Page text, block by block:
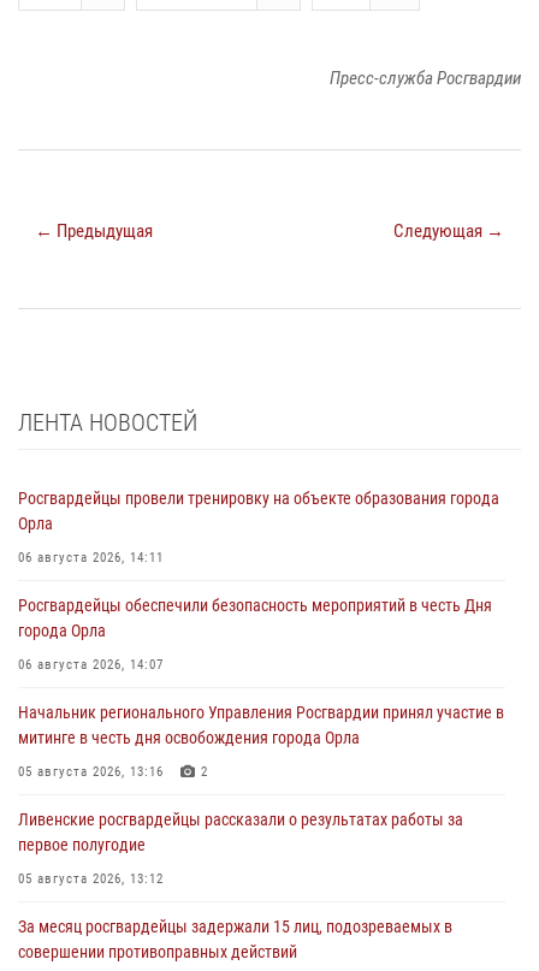
Пресс-служба Росгвардии
← Предыдущая Следующая →
ЛЕНТА НОВОСТЕЙ
Росгвардейцы провели тренировку на объекте образования города
Орла
06 августа 2026, 14:11
Росгвардейцы обеспечили безопасность мероприятий в честь Дня
города Орла
06 августа 2026, 14:07
Начальник регионального Управления Росгвардии принял участие в
митинге в честь дня освобождения города Орла
05 августа 2026, 13:16 2
Ливенские росгвардейцы рассказали о результатах работы за
первое полугодие
05 августа 2026, 13:12
За месяц росгвардейцы задержали 15 лиц, подозреваемых в
совершении противоправных действий